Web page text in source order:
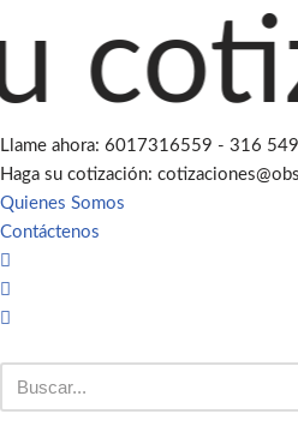
al
Llame ahora: 6017316559 - 316
Haga su cotización:
Quienes Somos
Contáctenos